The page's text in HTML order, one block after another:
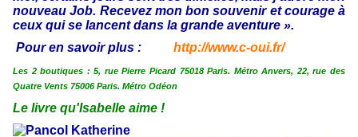
nouveau Job. Recevez mon bon souvenir et courage à
ceux qui se lancent dans la grande aventure ».
Pour en savoir plus :
http://www.c-oui.fr/
Les 2 boutiques : 5, rue Pierre Picard 75018 Paris. Métro Anvers, 22, rue des
Quatre Vents 75006 Paris. Métro Odéon
Le livre qu'Isabelle aime !